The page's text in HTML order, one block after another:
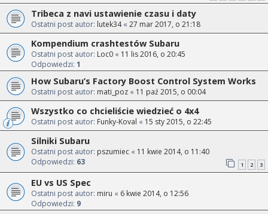
Tribeca z navi ustawienie czasu i daty
Ostatni post autor: lutek34« 27 mar 2017, o 21:18
Kompendium crashtestów Subaru
Ostatni post autor: Loc0 « 11 lis 2016, o 20:45
Odpowiedzi: 1
How Subaru’s Factory Boost Control System Works
Ostatni post autor: mati_poz « 11 paź 2015, o 00:04
Wszystko co chcieliście wiedzieć o 4x4
Ostatni post autor: Funky-Koval « 15 sty 2015, o 22:45
Silniki Subaru
Ostatni post autor: pszumiec « 11 kwie 2014, o 11:40
Odpowiedzi: 63 1 2 3
EU vs US Spec
Ostatni post autor: miru « 6 kwie 2014, o 12:56
Odpowiedzi: 9